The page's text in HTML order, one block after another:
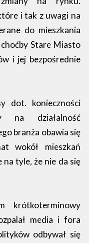
i tak z uwagi na
do mieszkania
Stare Miasto
i jej bezpośrednie
dot. konieczności
na działalność
branża obawia się
wokół mieszkań
tyle, że nie da się
media i fora
odbywał się